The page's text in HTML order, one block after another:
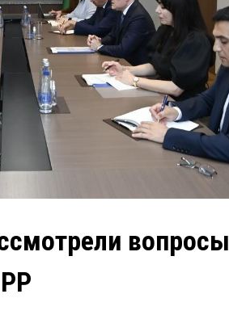
вопросы